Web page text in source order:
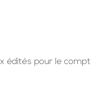
édités pour le